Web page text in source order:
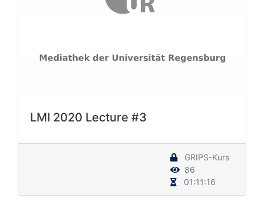
LMI 2020 Lecture #3
GRIPS-Kurs
86
01:11:16